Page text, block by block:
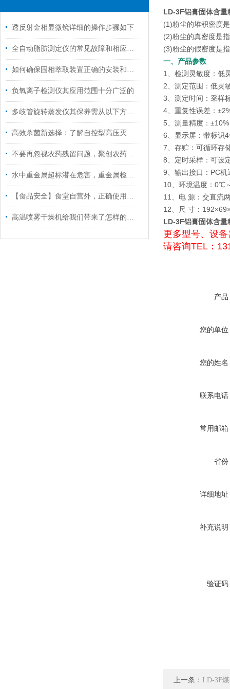
透反射金相显微镜详细的操作步骤如下
全自动脂肪测定仪的常见故障和相应的解决策略
如何确保固相萃取装置正确的安装和有效运行呢？
负氧离子检测仪其应用范围十分广泛的
多歧管旋转蒸发仪其保养需从以下方面入手
高效杀菌新选择：了解自控型高压灭菌锅的多功能应用！
不要再忽视农药残留问题，聚创农药残留检测仪来帮您！
水中重金属超标潜在危害，重金属检测仪来帮忙
【食品安全】食堂自营外，正确使用食品安全检测仪尤为重要
高温喷雾干燥机给我们带来了怎样的特点呢？
LD-3F铝膏固体含量
(1)粉尘的堆积密度
(2)粉尘的真密度是
(3)粉尘的假密度是
一、产品参数
1、检测灵敏度：低
2、测定范围：低灵
3、测定时间：采样
4、重复性误差：
5、测量精度：±10%
6、显示屏：带标识
7、存贮：可循环存
8、定时采样：可设
9、输出接口：PC
10、环境温度：0℃
11、电 源：交直流
12、尺 寸：
LD-3F铝膏固体含量
更多型号、设
请咨询TEL：
产品
您的单位
您的姓名
联系电话
常用邮箱
省份
详细地址
补充说明
验证码
上一条： LD-3F